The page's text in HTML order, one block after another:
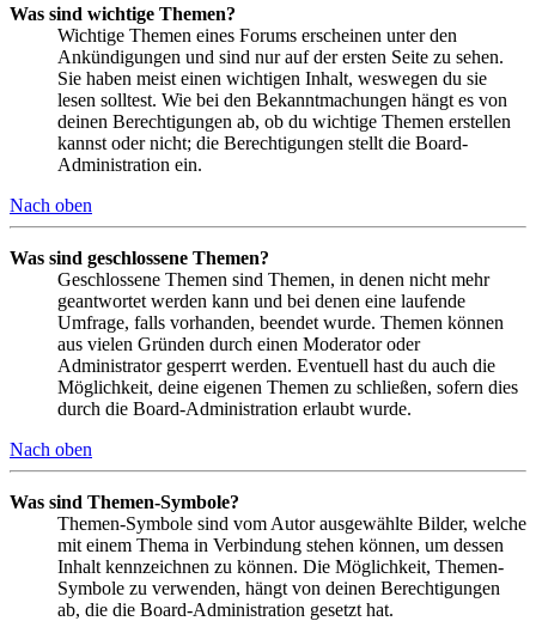
Was sind wichtige Themen?
Wichtige Themen eines Forums erscheinen unter den
Ankündigungen und sind nur auf der ersten Seite zu sehen.
Sie haben meist einen wichtigen Inhalt, weswegen du sie
lesen solltest. Wie bei den Bekanntmachungen hängt es von
deinen Berechtigungen ab, ob du wichtige Themen erstellen
kannst oder nicht; die Berechtigungen stellt die Board-
Administration ein.
Nach oben
Was sind geschlossene Themen?
Geschlossene Themen sind Themen, in denen nicht mehr
geantwortet werden kann und bei denen eine laufende
Umfrage, falls vorhanden, beendet wurde. Themen können
aus vielen Gründen durch einen Moderator oder
Administrator gesperrt werden. Eventuell hast du auch die
Möglichkeit, deine eigenen Themen zu schließen, sofern dies
durch die Board-Administration erlaubt wurde.
Nach oben
Was sind Themen-Symbole?
Themen-Symbole sind vom Autor ausgewählte Bilder, welche
mit einem Thema in Verbindung stehen können, um dessen
Inhalt kennzeichnen zu können. Die Möglichkeit, Themen-
Symbole zu verwenden, hängt von deinen Berechtigungen
ab, die die Board-Administration gesetzt hat.